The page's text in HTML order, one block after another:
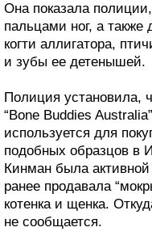
Она показала
пальцами ног, а также
когти аллигатора,
и зубы ее детенышей.
Полиция установила,
“Bone Buddies
используется для
подобных образцов в
Кинман была
ранее продавала
котенка и щенка.
не сообщается.